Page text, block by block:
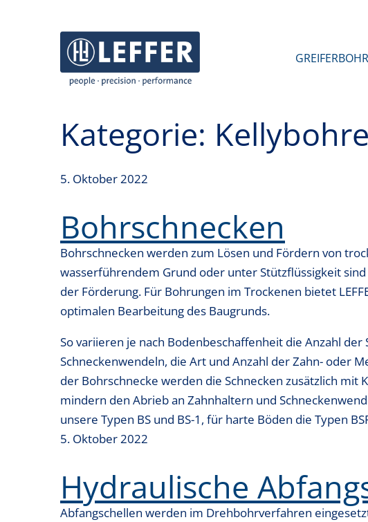
Kategorie:
5. Oktober 2022
Bohrschnecken
Bohrschnecken werden zum Lösen und Fördern von
wasserführendem Grund oder unter Stützflüssigkeit
der Förderung. Für Bohrungen im Trockenen bietet
optimalen Bearbeitung des Baugrunds.
So variieren je nach Bodenbeschaffenheit die Anzahl der
Schneckenwendeln, die Art und Anzahl der Zahn- oder
der Bohrschnecke werden die Schnecken zusätzlich
mindern den Abrieb an Zahnhaltern und
unsere Typen BS und BS-1, für harte Böden die Typen
5. Oktober 2022
Hydraulische
Abfangschellen werden im Drehbohrverfahren